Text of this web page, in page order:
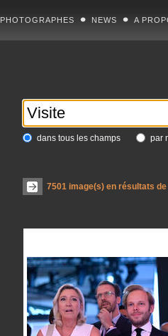
PHOTOGRAPHES NEWS A
dans tous les champs par
7501image(s) en résultats